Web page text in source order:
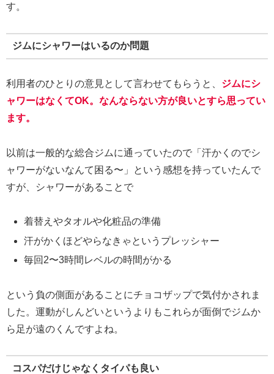
す。
ジムにシャワーはいるのか問題
利用者のひとりの意見として言わせてもらうと、 ジムにシ
ャワーはなくてOK。なんならない方が良いとすら思ってい
ます。
以前は一般的な総合ジムに通っていたので「汗かくのでシ
ャワーがないなんて困る〜」という感想を持っていたんで
すが、シャワーがあることで
着替えやタオルや化粧品の準備
汗がかくほどやらなきゃというプレッシャー
毎回2〜3時間レベルの時間がかる
という負の側面があることにチョコザップで気付かされま
した。運動がしんどいというよりもこれらが面倒でジムか
ら足が遠のくんですよね。
コスパだけじゃなくタイパも良い